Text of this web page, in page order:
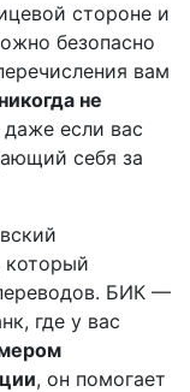
стороне и
безопасно
вам
никогда не
даже если вас
себя за
БИК —
где у вас
, он помогает